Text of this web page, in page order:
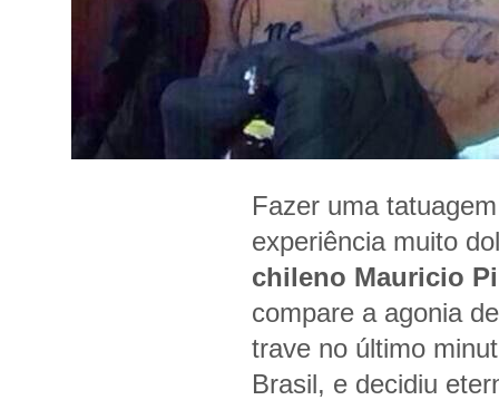
Fazer uma
experiência muito
chileno Mauricio
compare a agonia
trave no último
Brasil, e decidiu